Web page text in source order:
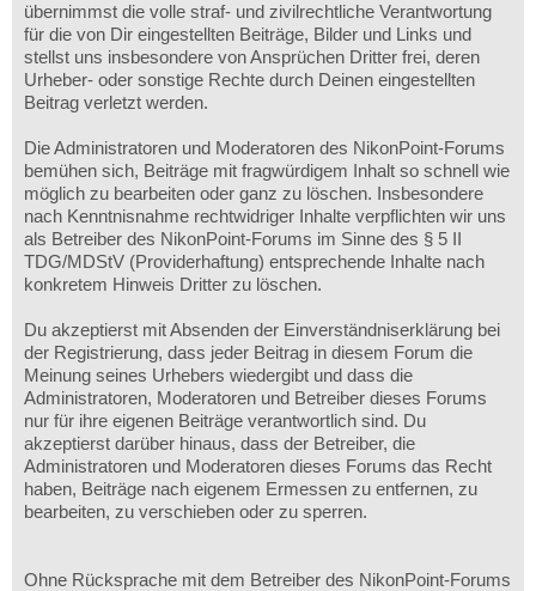
übernimmst die volle straf- und zivilrechtliche Verantwortung
für die von Dir eingestellten Beiträge, Bilder und Links und
stellst uns insbesondere von Ansprüchen Dritter frei, deren
Urheber- oder sonstige Rechte durch Deinen eingestellten
Beitrag verletzt werden.
Die Administratoren und Moderatoren des NikonPoint-Forums
bemühen sich, Beiträge mit fragwürdigem Inhalt so schnell wie
möglich zu bearbeiten oder ganz zu löschen. Insbesondere
nach Kenntnisnahme rechtwidriger Inhalte verpflichten wir uns
als Betreiber des NikonPoint-Forums im Sinne des § 5 II
TDG/MDStV (Providerhaftung) entsprechende Inhalte nach
konkretem Hinweis Dritter zu löschen.
Du akzeptierst mit Absenden der Einverständniserklärung bei
der Registrierung, dass jeder Beitrag in diesem Forum die
Meinung seines Urhebers wiedergibt und dass die
Administratoren, Moderatoren und Betreiber dieses Forums
nur für ihre eigenen Beiträge verantwortlich sind. Du
akzeptierst darüber hinaus, dass der Betreiber, die
Administratoren und Moderatoren dieses Forums das Recht
haben, Beiträge nach eigenem Ermessen zu entfernen, zu
bearbeiten, zu verschieben oder zu sperren.
Ohne Rücksprache mit dem Betreiber des NikonPoint-Forums